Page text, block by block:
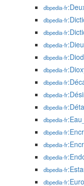
dbpedia-fr
dbpedia-fr
dbpedia-fr
dbpedia-fr:Dieu
dbpedia-fr
dbpedia-fr
dbpedia-fr
dbpedia-fr
dbpedia-fr
dbpedia-fr
dbpedia-fr
dbpedia-fr
dbpedia-fr
dbpedia-fr
dbpedia-fr